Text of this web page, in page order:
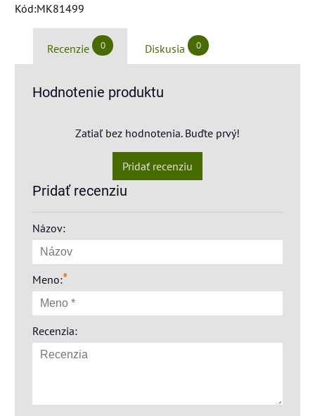
Kód:MK81499
Recenzie 0 Diskusia 0
Hodnotenie produktu
Zatiaľ bez hodnotenia. Buďte prvý!
Pridať recenziu
Pridať recenziu
Názov:
Meno:*
Recenzia: